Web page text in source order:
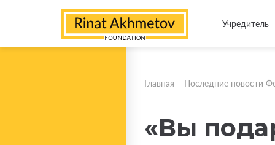
Учредитель
Главная - Последние новости
«Вы